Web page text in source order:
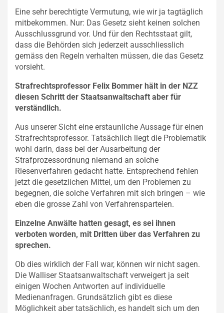
Eine sehr berechtigte Vermutung, wie wir ja tagtäglich
mitbekommen. Nur: Das Gesetz sieht keinen solchen
Ausschlussgrund vor. Und für den Rechtsstaat gilt,
dass die Behörden sich jederzeit ausschliesslich
gemäss den Regeln verhalten müssen, die das Gesetz
vorsieht.
Strafrechtsprofessor Felix Bommer hält in der NZZ
diesen Schritt der Staatsanwaltschaft aber für
verständlich.
Aus unserer Sicht eine erstaunliche Aussage für einen
Strafrechtsprofessor. Tatsächlich liegt die Problematik
wohl darin, dass bei der Ausarbeitung der
Strafprozessordnung niemand an solche
Riesenverfahren gedacht hatte. Entsprechend fehlen
jetzt die gesetzlichen Mittel, um den Problemen zu
begegnen, die solche Verfahren mit sich bringen – wie
eben die grosse Zahl von Verfahrensparteien.
Einzelne Anwälte hatten gesagt, es sei ihnen
verboten worden, mit Dritten über das Verfahren zu
sprechen.
Ob dies wirklich der Fall war, können wir nicht sagen.
Die Walliser Staatsanwaltschaft verweigert ja seit
einigen Wochen Antworten auf individuelle
Medienanfragen. Grundsätzlich gibt es diese
Möglichkeit aber tatsächlich, es handelt sich um den